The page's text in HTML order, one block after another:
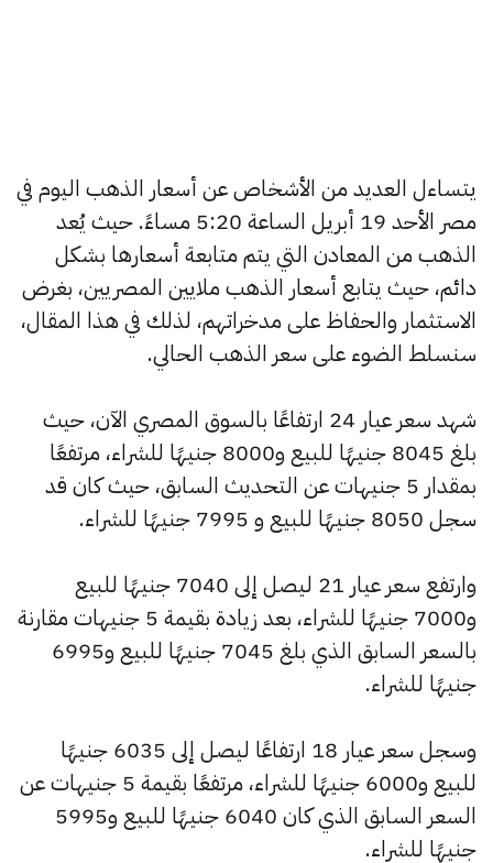
يتساءل العديد من الأشخاص عن أسعار الذهب اليوم في
مصر الأحد 19 أبريل الساعة 5:20 مساءً. حيث يُعد
الذهب من المعادن التي يتم متابعة أسعارها بشكل
دائم، حيث يتابع أسعار الذهب ملايين المصريين، بغرض
الاستثمار والحفاظ على مدخراتهم، لذلك في هذا المقال،
سنسلط الضوء على سعر الذهب الحالي.
شهد سعر عيار 24 ارتفاعًا بالسوق المصري الآن، حيث
بلغ 8045 جنيهًا للبيع و8000 جنيهًا للشراء، مرتفعًا
بمقدار 5 جنيهات عن التحديث السابق، حيث كان قد
سجل 8050 جنيهًا للبيع و 7995 جنيهًا للشراء.
وارتفع سعر عيار 21 ليصل إلى 7040 جنيهًا للبيع
و7000 جنيهًا للشراء، بعد زيادة بقيمة 5 جنيهات مقارنة
بالسعر السابق الذي بلغ 7045 جنيهًا للبيع و6995
جنيهًا للشراء.
وسجل سعر عيار 18 ارتفاعًا ليصل إلى 6035 جنيهًا
للبيع و6000 جنيهًا للشراء، مرتفعًا بقيمة 5 جنيهات عن
السعر السابق الذي كان 6040 جنيهًا للبيع و5995
جنيهًا للشراء.